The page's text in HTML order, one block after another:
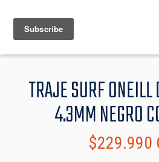
MENU
TRAJE SURF
4.3MM NEGRO
$229.990